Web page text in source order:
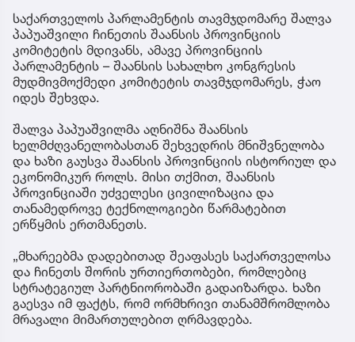
საქართველოს პარლამენტის თავმჯდომარე შალვა
პაპუაშვილი ჩინეთის შაანსის პროვინციის
კომიტეტის მდივანს, ამავე პროვინციის
პარლამენტის – შაანსის სახალხო კონგრესის
მუდმივმოქმედი კომიტეტის თავმჯდომარეს, ჭაო
იდეს შეხვდა.
შალვა პაპუაშვილმა აღნიშნა შაანსის
ხელმძღვანელობასთან შეხვედრის მნიშვნელობა
და ხაზი გაუსვა შაანსის პროვინციის ისტორიულ და
ეკონომიკურ როლს. მისი თქმით, შაანსის
პროვინციაში უძველესი ცივილიზაცია და
თანამედროვე ტექნოლოგიები წარმატებით
ერწყმის ერთმანეთს.
„მხარეებმა დადებითად შეაფასეს საქართველოსა
და ჩინეთს შორის ურთიერთობები, რომლებიც
სტრატეგიულ პარტნიორობაში გადაიზარდა. ხაზი
გაესვა იმ ფაქტს, რომ ორმხრივი თანამშრომლობა
მრავალი მიმართულებით ღრმავდება.